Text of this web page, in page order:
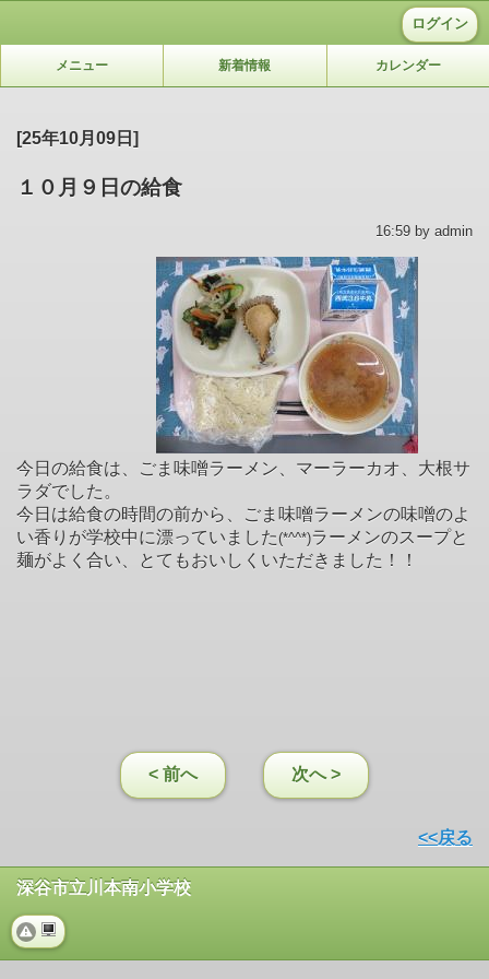
ログイン
メニュー 新着情報 カレンダー
[25年10月09日]
１０月９日の給食
16:59 by admin
今日の給食は、ごま味噌ラーメン、マーラーカオ、大根サ
ラダでした。
今日は給食の時間の前から、ごま味噌ラーメンの味噌のよ
い香りが学校中に漂っていました(*^^*)ラーメンのスープと
麺がよく合い、とてもおいしくいただきました！！
< 前へ 次へ >
<<戻る
深谷市立川本南小学校